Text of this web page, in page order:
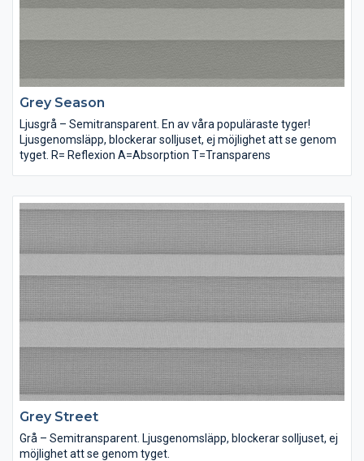
Grey Season
Ljusgrå – Semitransparent. En av våra populäraste tyger!
Ljusgenomsläpp, blockerar solljuset, ej möjlighet att se genom
tyget. R= Reflexion A=Absorption T=Transparens
Grey Street
Grå – Semitransparent. Ljusgenomsläpp, blockerar solljuset, ej
möjlighet att se genom tyget.